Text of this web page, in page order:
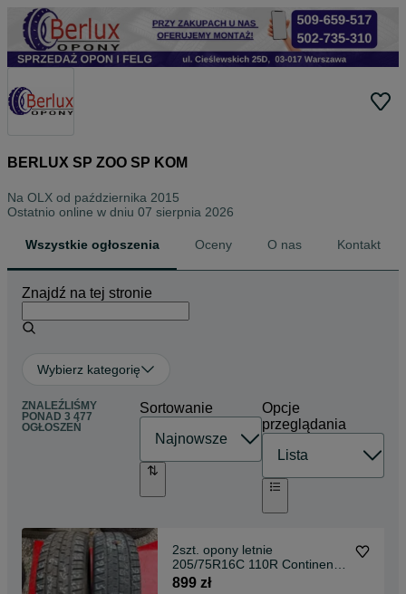
BERLUX SP ZOO SP KOM
Na OLX od października 2015
Ostatnio online w dniu 07 sierpnia 2026
Wszystkie ogłoszenia Oceny O nas Kontakt
Znajdź na tej stronie
Wybierz kategorię
ZNALEŹLIŚMY
PONAD 3 477
OGŁOSZEŃ
Sortowanie
Opcje
przeglądania
2szt. opony letnie
205/75R16C 110R Continental
VanContact4Season
899 zł